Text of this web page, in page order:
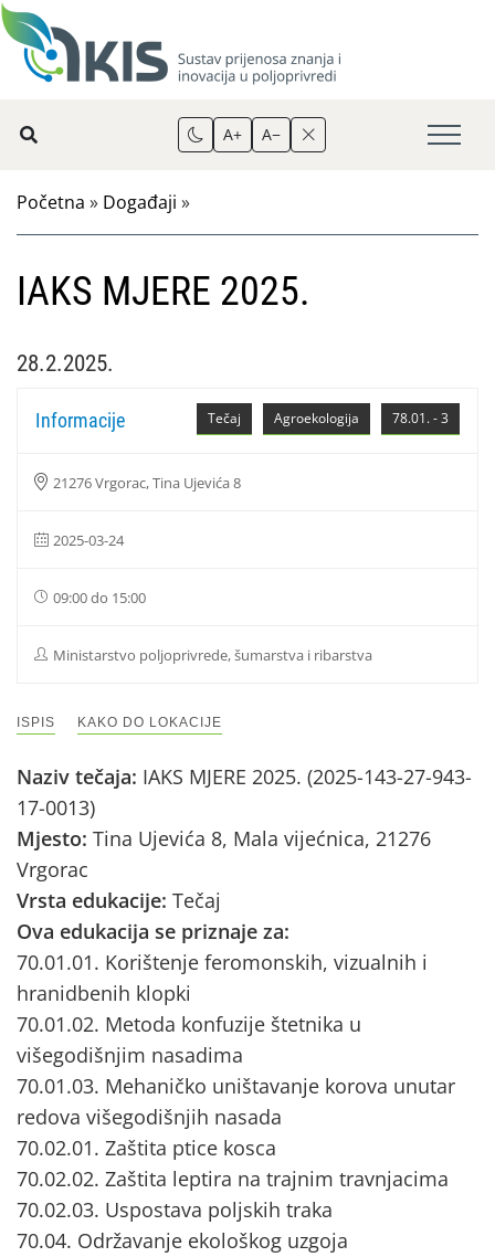
A+ A−
Početna » Događaji »
IAKS MJERE 2025.
28.2.2025.
78.01. - 3
Agroekologija
Tečaj
Informacije
21276 Vrgorac, Tina Ujevića 8
2025-03-24
09:00 do 15:00
Ministarstvo poljoprivrede, šumarstva i ribarstva
ISPIS KAKO DO LOKACIJE
Naziv tečaja: IAKS MJERE 2025. (2025-143-27-943-
17-0013)
Mjesto: Tina Ujevića 8, Mala vijećnica, 21276
Vrgorac
Vrsta edukacije: Tečaj
Ova edukacija se priznaje za:
70.01.01. Korištenje feromonskih, vizualnih i
hranidbenih klopki
70.01.02. Metoda konfuzije štetnika u
višegodišnjim nasadima
70.01.03. Mehaničko uništavanje korova unutar
redova višegodišnjih nasada
70.02.01. Zaštita ptice kosca
70.02.02. Zaštita leptira na trajnim travnjacima
70.02.03. Uspostava poljskih traka
70.04. Održavanje ekološkog uzgoja